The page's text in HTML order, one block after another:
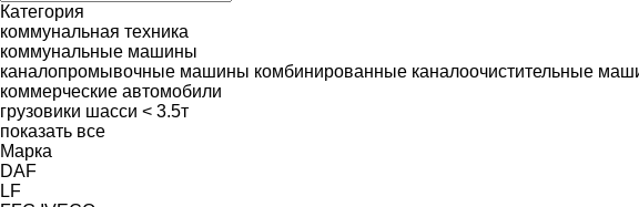
Категория
коммунальная техника
коммунальные машины
каналопромывочные машины комбинированные каналоочистительные
коммерческие автомобили
грузовики шасси < 3.5т
показать все
Марка
DAF
LF